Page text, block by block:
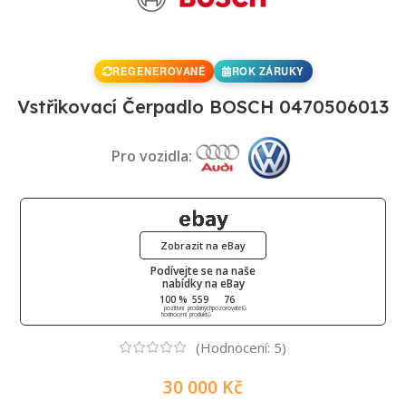
REGENEROVANÉ ROK ZÁRUKY
Vstřikovací Čerpadlo BOSCH 0470506013
Pro vozidla:
Podívejte se na naše
nabídky na eBay
100 %
pozitivní
hodnocení
559
prodaných
produktů
76
pozorovatelů
Zobrazit na eBay
(Hodnocení: 5)
30 000 Kč